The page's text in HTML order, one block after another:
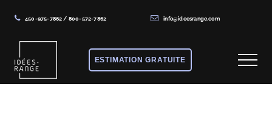
450-975-7862 / 800-572-7862 info@ideesrange.com
main
content
primary
sidebar
footer
ESTIMATION GRATUITE Menu